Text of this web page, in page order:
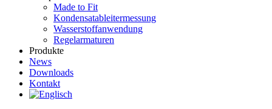
Made to Fit
Kondensat­ableiter­messung
Wasserstoff­anwendung
Regel­arma­turen
Produkte
News
Downloads
Kontakt